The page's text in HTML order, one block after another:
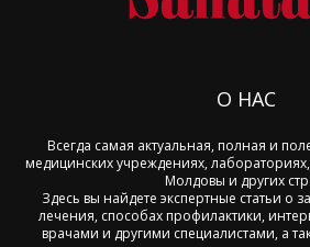
О НАС
Всегда самая актуальная, полная и
медицинских учреждениях,
Молдовы и других
Здесь вы найдете экспертные статьи о
лечения, способах профилактики,
врачами и другими специалистами, а